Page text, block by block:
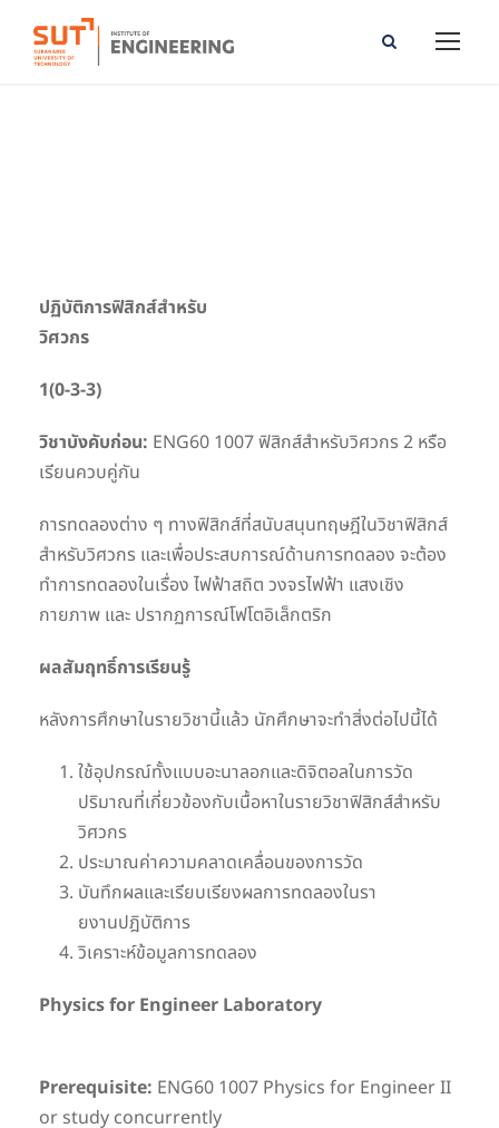
ปฏิบัติการฟิสิกส์สำหรับ
วิศวกร
1(0-3-3)
วิชาบังคับก่อน: ENG60 1007 ฟิสิกส์สำหรับวิศวกร 2 หรือ
เรียนควบคู่กัน
การทดลองต่าง ๆ ทางฟิสิกส์ที่สนับสนุนทฤษฎีในวิชาฟิสิกส์
สำหรับวิศวกร และเพื่อประสบการณ์ด้านการทดลอง จะต้อง
ทำการทดลองในเรื่อง ไฟฟ้าสถิต วงจรไฟฟ้า แสงเชิง
กายภาพ และ ปรากฏการณ์โฟโตอิเล็กตริก
ผลสัมฤทธิ์การเรียนรู้
หลังการศึกษาในรายวิชานี้แล้ว นักศึกษาจะทำสิ่งต่อไปนี้ได้
ใช้อุปกรณ์ทั้งแบบอะนาลอกและดิจิตอลในการวัด
ปริมาณที่เกี่ยวข้องกับเนื้อหาในรายวิชาฟิสิกส์สำหรับ
วิศวกร
ประมาณค่าความคลาดเคลื่อนของการวัด
บันทึกผลและเรียบเรียงผลการทดลองในรา
ยงานปฎิบัติการ
วิเคราะห์ข้อมูลการทดลอง
Physics for Engineer Laboratory
Prerequisite: ENG60 1007 Physics for Engineer II
or study concurrently